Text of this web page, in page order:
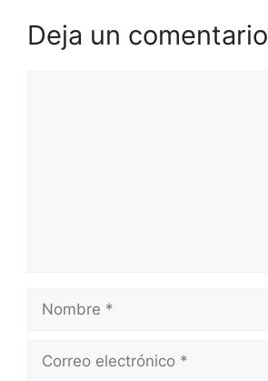
Deja un comentario
Nombre
Correo